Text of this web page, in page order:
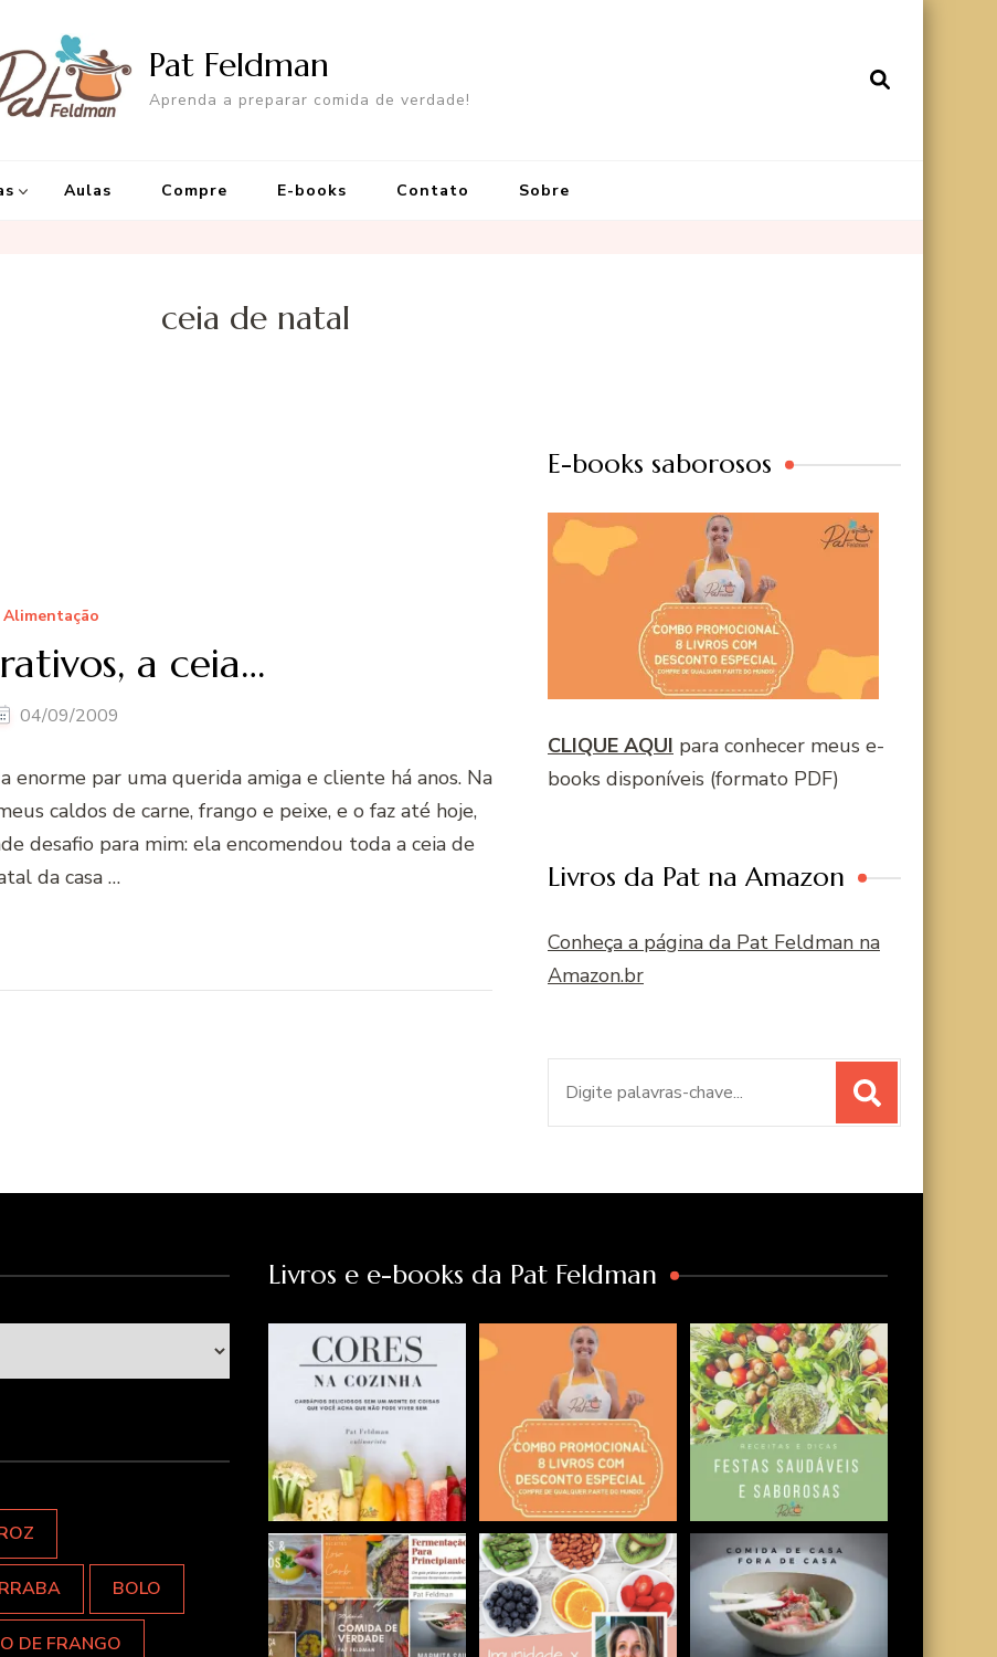
Pat Feldman
Aprenda a preparar comida de verdade!
Aulas Compre E-books Contato Sobre
ceia de natal
Alimentação
a ceia…
04/09/2009
par uma querida amiga e cliente há anos. Na
caldos de carne, frango e peixe, e o faz até hoje,
desafio para mim: ela encomendou toda a ceia de
da casa …
E-books saborosos
CLIQUE AQUI para conhecer meus e-
books disponíveis (formato PDF)
Livros da Pat na Amazon
Conheça a página da Pat Feldman na
Amazon.br
BOLO
DE FRANGO
Livros e e-books da Pat Feldman